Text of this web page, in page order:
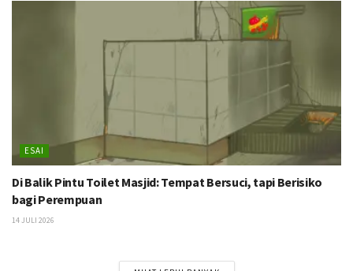
ESAI
Di Balik Pintu Toilet Masjid: Tempat Bersuci, tapi Berisiko
bagi Perempuan
14 JULI 2026